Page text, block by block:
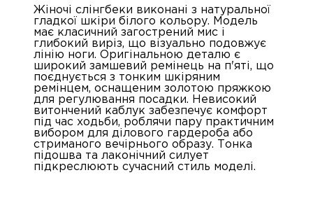
Жіночі слінгбеки виконані з натуральної
гладкої шкіри білого кольору. Модель
має класичний загострений мис і
глибокий виріз, що візуально подовжує
лінію ноги. Оригінальною деталю є
широкий замшевий ремінець на п'яті, що
поєднується з тонким шкіряним
ремінцем, оснащеним золотою пряжкою
для регулювання посадки. Невисокий
витончений каблук забезпечує комфорт
під час ходьби, роблячи пару практичним
вибором для ділового гардероба або
стриманого вечірнього образу. Тонка
підошва та лаконічний силует
підкреслюють сучасний стиль моделі.